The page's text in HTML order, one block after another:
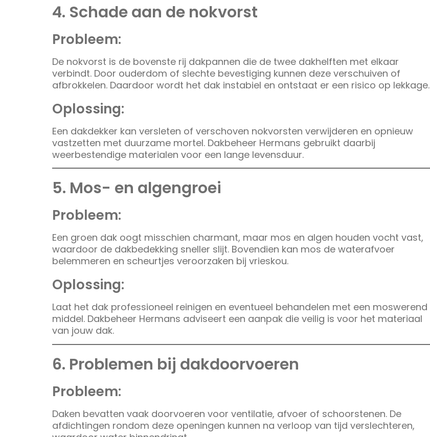
4. Schade aan de nokvorst
Probleem:
De nokvorst is de bovenste rij dakpannen die de twee dakhelften met elkaar
verbindt. Door ouderdom of slechte bevestiging kunnen deze verschuiven of
afbrokkelen. Daardoor wordt het dak instabiel en ontstaat er een risico op lekkage.
Oplossing:
Een dakdekker kan versleten of verschoven nokvorsten verwijderen en opnieuw
vastzetten met duurzame mortel. Dakbeheer Hermans gebruikt daarbij
weerbestendige materialen voor een lange levensduur.
5. Mos- en algengroei
Probleem:
Een groen dak oogt misschien charmant, maar mos en algen houden vocht vast,
waardoor de dakbedekking sneller slijt. Bovendien kan mos de waterafvoer
belemmeren en scheurtjes veroorzaken bij vrieskou.
Oplossing:
Laat het dak professioneel reinigen en eventueel behandelen met een moswerend
middel. Dakbeheer Hermans adviseert een aanpak die veilig is voor het materiaal
van jouw dak.
6. Problemen bij dakdoorvoeren
Probleem:
Daken bevatten vaak doorvoeren voor ventilatie, afvoer of schoorstenen. De
afdichtingen rondom deze openingen kunnen na verloop van tijd verslechteren,